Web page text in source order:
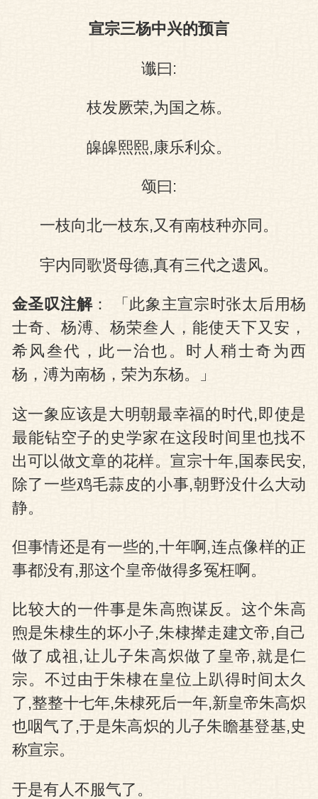
宣宗三杨中兴的预言
谶曰:
枝发厥荣,为国之栋。
皞皞熙熙,康乐利众。
颂曰:
一枝向北一枝东,又有南枝种亦同。
宇内同歌贤母德,真有三代之遗风。
金圣叹注解： 「此象主宣宗时张太后用杨
士奇、杨溥、杨荣叁人，能使天下又安，
希风叁代，此一治也。时人稍士奇为西
杨，溥为南杨，荣为东杨。」
这一象应该是大明朝最幸福的时代,即使是
最能钻空子的史学家在这段时间里也找不
出可以做文章的花样。宣宗十年,国泰民安,
除了一些鸡毛蒜皮的小事,朝野没什么大动
静。
但事情还是有一些的,十年啊,连点像样的正
事都没有,那这个皇帝做得多冤枉啊。
比较大的一件事是朱高煦谋反。这个朱高
煦是朱棣生的坏小子,朱棣撵走建文帝,自己
做了成祖,让儿子朱高炽做了皇帝,就是仁
宗。不过由于朱棣在皇位上趴得时间太久
了,整整十七年,朱棣死后一年,新皇帝朱高炽
也咽气了,于是朱高炽的儿子朱瞻基登基,史
称宣宗。
于是有人不服气了。